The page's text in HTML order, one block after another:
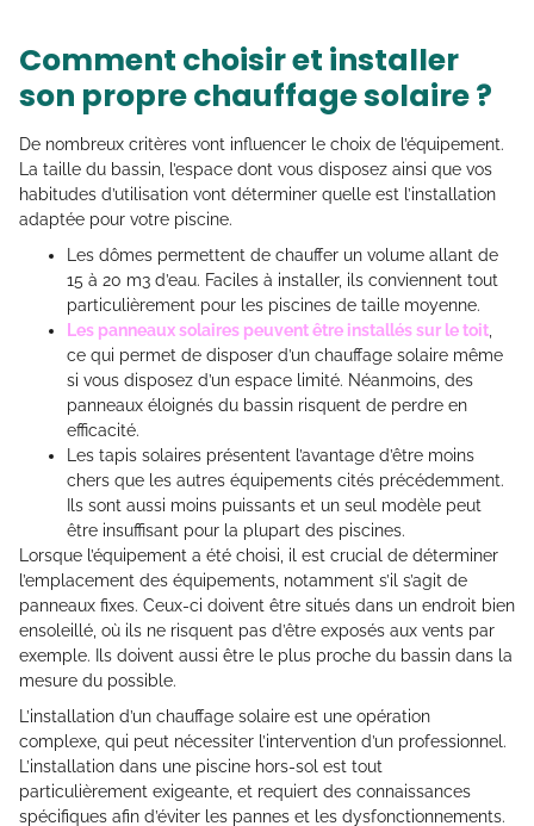
Comment choisir et installer
son propre chauffage solaire ?
De nombreux critères vont influencer le choix de l’équipement.
La taille du bassin, l’espace dont vous disposez ainsi que vos
habitudes d’utilisation vont déterminer quelle est l’installation
adaptée pour votre piscine.
Les dômes permettent de chauffer un volume allant de
15 à 20 m3 d’eau. Faciles à installer, ils conviennent tout
particulièrement pour les piscines de taille moyenne.
Les panneaux solaires peuvent être installés sur le toit,
ce qui permet de disposer d’un chauffage solaire même
si vous disposez d’un espace limité. Néanmoins, des
panneaux éloignés du bassin risquent de perdre en
efficacité.
Les tapis solaires présentent l’avantage d’être moins
chers que les autres équipements cités précédemment.
Ils sont aussi moins puissants et un seul modèle peut
être insuffisant pour la plupart des piscines.
Lorsque l’équipement a été choisi, il est crucial de déterminer
l’emplacement des équipements, notamment s’il s’agit de
panneaux fixes. Ceux-ci doivent être situés dans un endroit bien
ensoleillé, où ils ne risquent pas d’être exposés aux vents par
exemple. Ils doivent aussi être le plus proche du bassin dans la
mesure du possible.
L’installation d’un chauffage solaire est une opération
complexe, qui peut nécessiter l’intervention d’un professionnel.
L’installation dans une piscine hors-sol est tout
particulièrement exigeante, et requiert des connaissances
spécifiques afin d’éviter les pannes et les dysfonctionnements.